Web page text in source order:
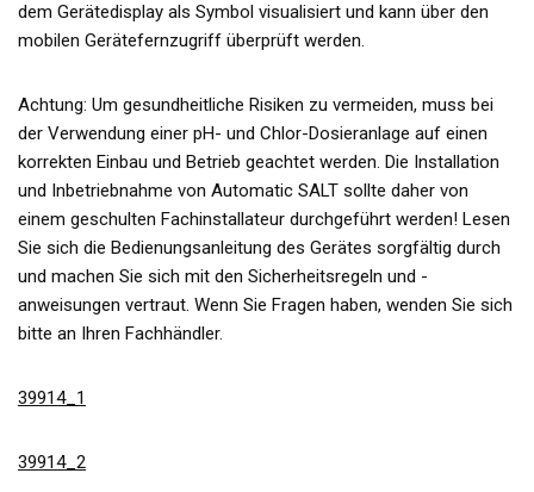
dem Gerätedisplay als Symbol visualisiert und kann über den
mobilen Gerätefernzugriff überprüft werden.
Achtung: Um gesundheitliche Risiken zu vermeiden, muss bei
der Verwendung einer pH- und Chlor-Dosieranlage auf einen
korrekten Einbau und Betrieb geachtet werden. Die Installation
und Inbetriebnahme von Automatic SALT sollte daher von
einem geschulten Fachinstallateur durchgeführt werden! Lesen
Sie sich die Bedienungsanleitung des Gerätes sorgfältig durch
und machen Sie sich mit den Sicherheitsregeln und -
anweisungen vertraut. Wenn Sie Fragen haben, wenden Sie sich
bitte an Ihren Fachhändler.
39914_1
39914_2